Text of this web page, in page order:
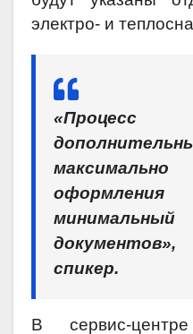
электро- и
«Процесс
оформления
спикер.
В сервис-